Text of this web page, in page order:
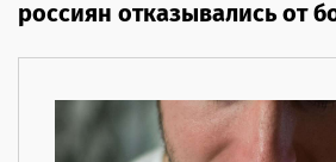
россиян отказывались от